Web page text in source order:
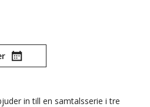
in till en samtalsserie i tre